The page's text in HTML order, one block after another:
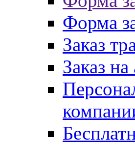
Форма
Заказ
Заказ